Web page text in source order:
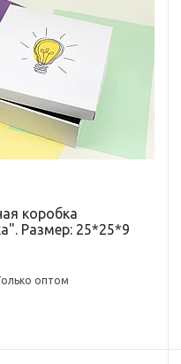
коробка
Размер: 25*25*9
оптом